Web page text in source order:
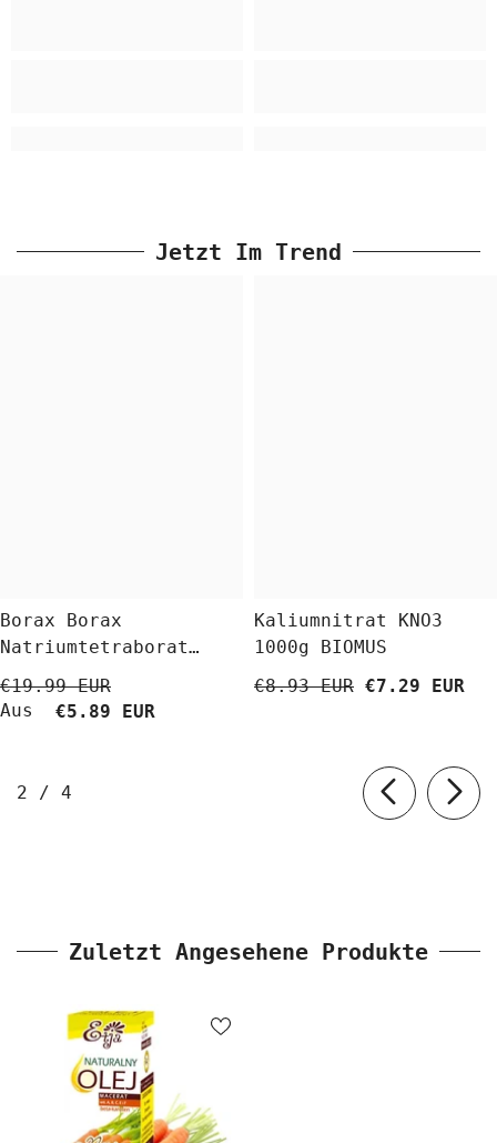
Jetzt Im Trend
Borax Borax
Natriumtetraborat
Decahydrat 5 Kg
BioLaboratorium
€19.99 EUR
Aus
€5.89 EUR
Kaliumnitrat KNO3
1000g BIOMUS
€8.93 EUR €7.29 EUR
2 / von
4
Zuletzt Angesehene Produkte